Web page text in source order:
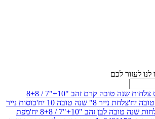
סט צלחות שנה טובה קרם זהב "10+"7 / 8+8
8" שנה טובה 10 יח'
כוסות נייר
"10+"7 / 8+8 יח'
מפת